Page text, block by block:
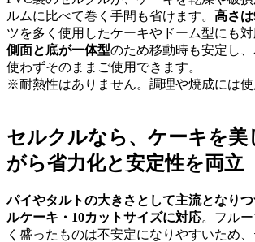
ルムに比べて巻く手間も省けます。 高さ
ツを多く使用したケーキやドーム型にも
側面と底が一体型のため移動時も安定し
使わずそのままご使用できます。
※耐熱性はありません。調理や焼成には使
セルクルなら、ケーキを美
がら省力化と安定性を両立
パイやタルトの大きさとして主流となり
ルケーキ・10カットサイズに対応。フル
く盛ったものは不安定になりやすいため